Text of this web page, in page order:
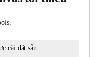
cài đặt sẵn